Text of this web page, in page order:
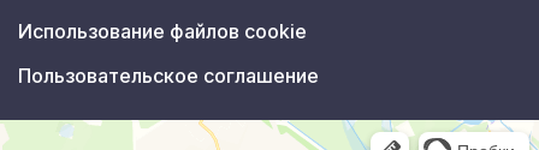
Использование файлов cookie
Пользовательское соглашение